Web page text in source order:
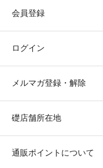
会員登録
ログイン
メルマガ登録・解除
礎店舗所在地
通販ポイントについて